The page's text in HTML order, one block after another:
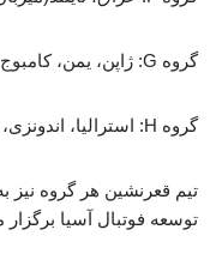
گروه G: ژاپن، یمن، کامبوج(میزبان) و کویت
گروه H: استرالیا، اندونزی، مالزی و لائوس(میزبان)
تیم قعرنشین هر گروه نیز
توسعه فوتبال آسیا